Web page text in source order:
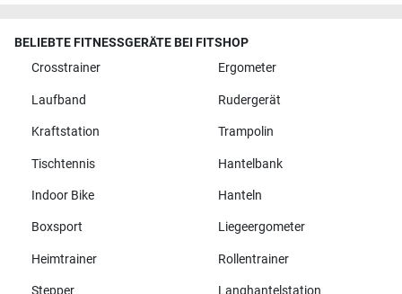
BELIEBTE FITNESSGERÄTE BEI FITSHOP
Crosstrainer
Ergometer
Laufband Rudergerät
Kraftstation Trampolin
Tischtennis Hantelbank
Indoor Bike Hanteln
Boxsport Liegeergometer
Heimtrainer Rollentrainer
Stepper Langhantelstation